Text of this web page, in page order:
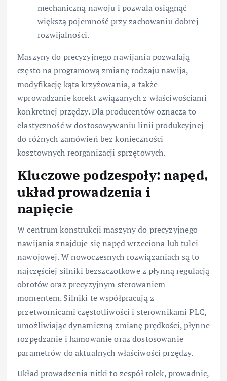
mechaniczną nawoju i pozwala osiągnąć
większą pojemność przy zachowaniu dobrej
rozwijalności.
Maszyny do precyzyjnego nawijania pozwalają
często na programową zmianę rodzaju nawija,
modyfikację kąta krzyżowania, a także
wprowadzanie korekt związanych z właściwościami
konkretnej przędzy. Dla producentów oznacza to
elastyczność w dostosowywaniu linii produkcyjnej
do różnych zamówień bez konieczności
kosztownych reorganizacji sprzętowych.
Kluczowe podzespoły: napęd,
układ prowadzenia i
napięcie
W centrum konstrukcji maszyny do precyzyjnego
nawijania znajduje się napęd wrzeciona lub tulei
nawojowej. W nowoczesnych rozwiązaniach są to
najczęściej silniki bezszczotkowe z płynną regulacją
obrotów oraz precyzyjnym sterowaniem
momentem. Silniki te współpracują z
przetwornicami częstotliwości i sterownikami PLC,
umożliwiając dynamiczną zmianę prędkości, płynne
rozpędzanie i hamowanie oraz dostosowanie
parametrów do aktualnych właściwości przędzy.
Układ prowadzenia nitki to zespół rolek, prowadnic,